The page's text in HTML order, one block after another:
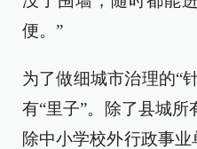
便。”
为了做细城市治理的“
有“里子”。除了县城所
除中小学校外行政事